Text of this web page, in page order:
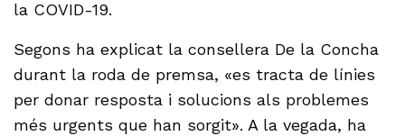
la COVID-19.
Segons ha explicat la consellera De la Concha
durant la roda de premsa, «es tracta de línies
per donar resposta i solucions als problemes
més urgents que han sorgit». A la vegada, ha